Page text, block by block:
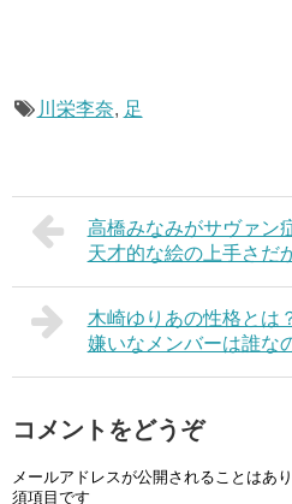
川栄李奈, 足
高橋みなみがサヴァン
天才的な絵の上手さだ
木崎ゆりあの性格とは
嫌いなメンバーは誰な
コメントをどうぞ
メールアドレスが公開されることはあり
須項目です